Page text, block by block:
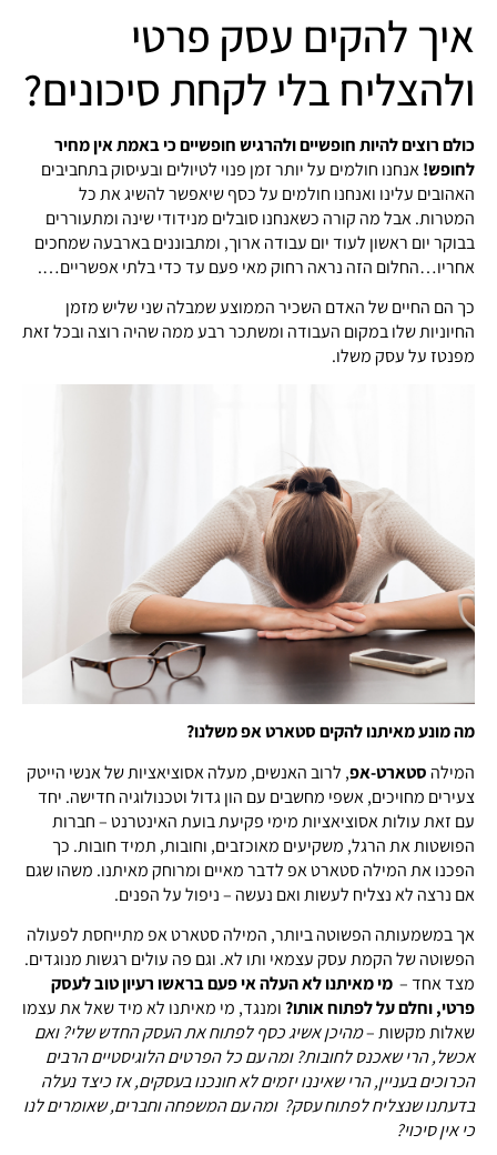
איך להקים עסק פרטי
ולהצליח בלי לקחת סיכונים?
כולם רוצים להיות חופשיים ולהרגיש חופשיים כי באמת אין מחיר
לחופש!אנחנו חולמים על יותר זמן פנוי לטיולים ובעיסוק בתחביבים
האהובים עלינו ואנחנו חולמים על כסף שיאפשר להשיג את כל
המטרות. אבל מה קורה כשאנחנו סובלים מנידודי שינה ומתעוררים
בבוקר יום ראשון לעוד יום עבודה ארוך, ומתבוננים בארבעה שמחכים
אחריו…החלום הזה נראה רחוק מאי פעם עד כדי בלתי אפשריים….
כך הם החיים של האדם השכיר הממוצע שמבלה שני שליש מזמן
החיוניות שלו במקום העבודה ומשתכר רבע ממה שהיה רוצה ובכל זאת
מפנטז על עסק משלו.
מה מונע מאיתנו להקים סטארט אפ משלנו?
המילה סטארט-אפ, לרוב האנשים, מעלה אסוציאציות של אנשי הייטק
צעירים מחויכים, אשפי מחשבים עם הון גדול וטכנולוגיה חדישה. יחד
עם זאת עולות אסוציאציות מימי פקיעת בועת האינטרנט – חברות
הפושטות את הרגל, משקיעים מאוכזבים, וחובות, תמיד חובות. כך
הפכנו את המילה סטארט אפ לדבר מאיים ומרוחק מאיתנו. משהו שגם
אם נרצה לא נצליח לעשות ואם נעשה – ניפול על הפנים.
אך במשמעותה הפשוטה ביותר, המילה סטארט אפ מתייחסת לפעולה
הפשוטה של הקמת עסק עצמאי ותו לא. וגם פה עולים רגשות מנוגדים.
מצד אחד – מי מאיתנו לא העלה אי פעם בראשו רעיון טוב לעסק
פרטי, וחלם על לפתוח אותו?ומנגד, מי מאיתנו לא מיד שאל את עצמו
שאלות מקשות –מהיכן אשיג כסף לפתוח את העסק החדש שלי? ואם
אכשל, הרי שאכנס לחובות? ומה עם כל הפרטים הלוגיסטיים הרבים
הכרוכים בעניין, הרי שאיננו יזמים לא חונכנו בעסקים, אז כיצד נעלה
בדעתנו שנצליח לפתוח עסק? ומה עם המשפחה וחברים, שאומרים לנו
כי אין סיכוי?